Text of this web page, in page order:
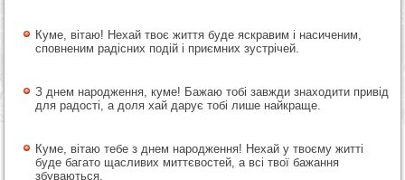
Куме, вітаю! Нехай твоє життя буде яскравим і насиченим,
сповненим радісних подій і приємних зустрічей.
З днем народження, куме! Бажаю тобі завжди знаходити привід
для радості, а доля хай дарує тобі лише найкраще.
Куме, вітаю тебе з днем народження! Нехай у твоєму житті
буде багато щасливих миттєвостей, а всі твої бажання
збуваються.